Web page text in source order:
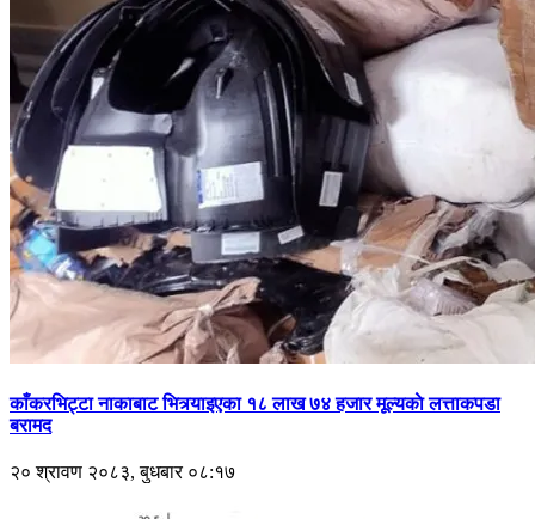
काँकरभिट्टा नाकाबाट भित्र्याइएका १८ लाख ७४ हजार मूल्यकाे लत्ताकपडा
बरामद
२० श्रावण २०८३, बुधबार ०८:१७